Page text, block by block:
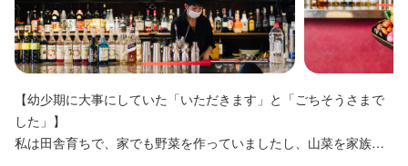
れる部類ですが、周りの人は信じてくれません。ただ、そのよう
な性格だからこそ、接客が苦手！というアルバイトスタッフの気
持ちが理解できるし、それを打開するコツもお伝え出来ます。
飲食業は確かに立ち仕事で、忙しく、疲れる仕事ではあります
が、考えることでいかに楽に、いかに楽しく、パズルを組み立て
ていくかのように進めていくことができます。
【幼少期に大事にしていた「いただきます」と「ごちそうさまで
した」】
私は田舎育ちで、家でも野菜を作っていましたし、山菜を家族で
歓迎スキル・経験
コミュニケーション能力 飲食店での調理経験 飲食店での接客経験
ン能力を発揮できる場所を提供いたします。
少しでも悩んでいるなら、ぜひ一度ご連絡ください。
そのため、当店では非常にアナログなことに注力しています。
伝票も手書きでフリーライティング(メモをいっぱい残せるよう
に)、飲み放題のメニュー表はお客様ごとに作成します。
ご予約のお電話も色々とお聞きするために長電話します。
お客様との打ち合わせを大事にします。
お客様が少しでも楽しく過ごしてもらうために、冗談を言い合っ
たり、メニューにないものを作ったりします。
能力、経験はあるに越したことはないですが、特に必須というこ
とではありません。
サービス業におけるコミュニケーション能力は様々な分野で力に
将来においても、営業力、企画力、その他色々なシーンで活躍で
きるよう、
全力で応援しますのでぜひ一度お話を聞きに来てください！
そのため、当店では非常にアナログなことに注力しています。
伝票も手書きでフリーライティング(メモをいっぱい残せるよう
に)、飲み放題のメニュー表はお客様ごとに作成します。
ご予約のお電話も色々とお聞きするために長電話します。
お客様との打ち合わせを大事にします。
お客様が少しでも楽しく過ごしてもらうために、冗談を言い合っ
たり、メニューにないものを作ったりします。
歓迎スキル・経験
コミュニケーション能力 飲食店での調理経験 飲食店での接客経験
ン能力を発揮できる場所を提供いたします。
少しでも悩んでいるなら、ぜひ一度ご連絡ください。
そのため、当店では非常にアナログなことに注力しています。
伝票も手書きでフリーライティング(メモをいっぱい残せるよう
に)、飲み放題のメニュー表はお客様ごとに作成します。
ご予約のお電話も色々とお聞きするために長電話します。
お客様との打ち合わせを大事にします。
お客様が少しでも楽しく過ごしてもらうために、冗談を言い合っ
たり、メニューにないものを作ったりします。